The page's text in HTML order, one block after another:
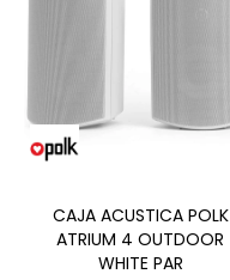
CAJA ACUSTICA POLK
ATRIUM 4 OUTDOOR
WHITE PAR